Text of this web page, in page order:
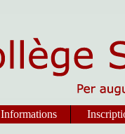
Informations